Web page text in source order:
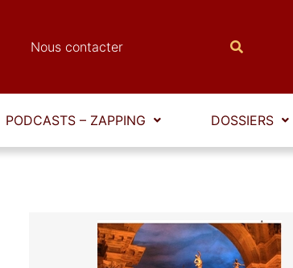
Nous contacter
PODCASTS – ZAPPING DOSSIERS